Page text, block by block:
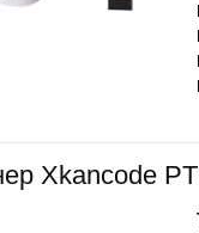
Xkancode